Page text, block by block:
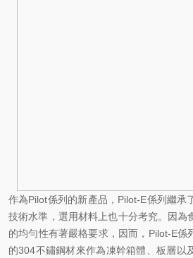
作為Pilot係列的新產品，Pilot-E係列繼承
技術水準，選用材料上也十分考究。因為
的均勻性有著嚴格要求，因而，Pilot-E係
的304不鏽鋼材來作為凍幹箱體、板層以